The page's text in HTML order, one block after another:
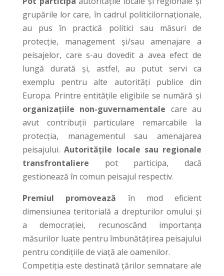
grupările lor care, în cadrul politicilornaționale,
au pus în practică politici sau măsuri de
protecție, management și/sau amenajare a
peisajelor, care s-au dovedit a avea efect de
lungă durată și, astfel, au putut servi ca
exemplu pentru alte autorități publice din
Europa. Printre entitățile eligibile se numără și
organizațiile non-guvernamentale care au
avut contribuții particulare remarcabile la
protecția, managementul sau amenajarea
peisajului.Autoritățile locale sau regionale
transfrontaliere pot participa, dacă
gestionează în comun peisajul respectiv.
Premiul promovează în mod eficient
dimensiunea teritorială a drepturilor omului și
a democrației, recunoscând importanța
măsurilor luate pentru îmbunătățirea peisajului
pentru condițiile de viață ale oamenilor.
Competiția este destinată țărilor semnatare ale